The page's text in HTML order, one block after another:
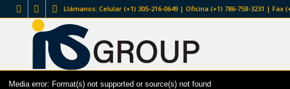
Llámanos: Celular (+1) 305-216-0649 | Oficina (+1) 786-758-3231 | Fax
Media error: Format(s) not supported or source(s) not found